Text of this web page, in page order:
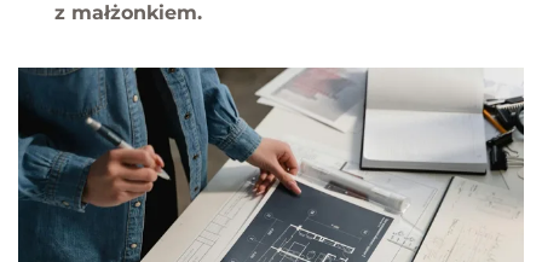
z małżonkiem.